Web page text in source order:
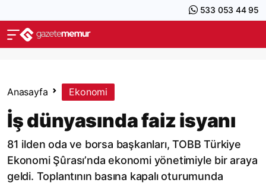
533 053 44 95
Anasayfa Ekonomi
İş dünyasında faiz isyanı
81 ilden oda ve borsa başkanları, TOBB Türkiye
Ekonomi Şûrası’nda ekonomi yönetimiyle bir araya
geldi. Toplantının basına kapalı oturumunda